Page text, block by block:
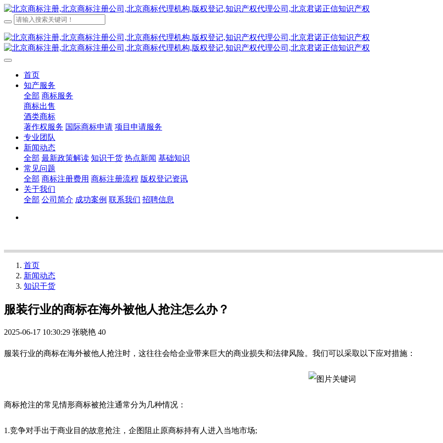
首页
知产服务
全部 商标服务
商标出售
酒类商标
著作权服务 国际商标申请 项目申请服务
专业团队
新闻动态
全部 最新政策解读 知识干货 热点新闻 基础知识
常见问题
全部 商标注册费用 商标注册流程 版权登记资讯
关于我们
全部 公司简介 成功案例 联系我们 招聘信息
首页
新闻动态
知识干货
服装行业的商标在海外被他人抢注怎么办？
2025-06-17 10:30:29 张晓艳 40
服装行业的商标在海外被他人抢注时，这往往会给企业带来巨大的商业损失和法律风险。‌我们可以采取以下应对措施‌：
商标抢注的常见情形商标被抢注通常分为几种情况：
1.竞争对手出于商业目的故意抢注，企图阻止原商标持有人进入当地市场;